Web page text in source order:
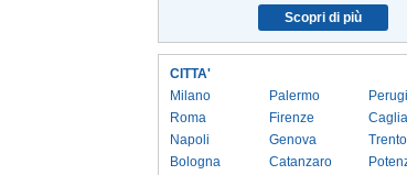
Scopri di più
CITTA'
Milano
Roma
Napoli
Bologna
Palermo
Firenze
Genova
Catanzaro
Trento